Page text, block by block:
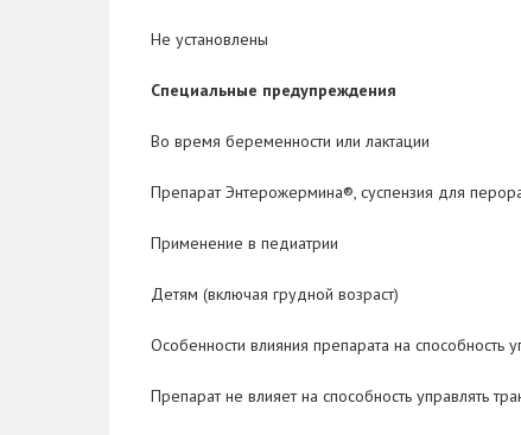
Не установлены
Специальные предупреждения
Во время беременности или лактации
Препарат Энтерожермина®, cуспензия для
Применение в педиатрии
Детям (включая грудной возраст)
Особенности влияния препарата на
Препарат не влияет на способность управлять